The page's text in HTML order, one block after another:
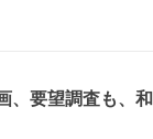
、要望調査も、和